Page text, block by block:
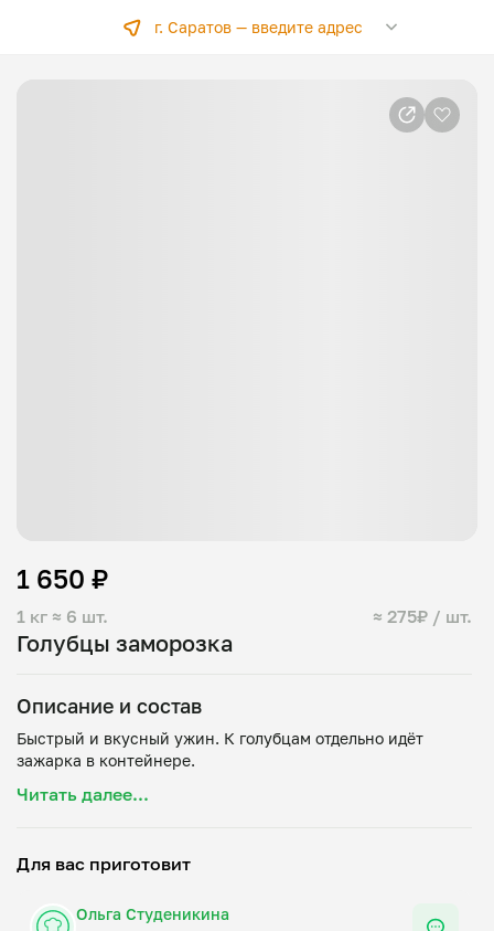
г. Саратов —введите адрес
Голубцы заморозка
1 кг ≈ 6 шт. ≈ 275₽ / шт.
1 650 ₽
Описание и состав
Быстрый и вкусный ужин. К голубцам отдельно идёт
Читать далее...
Для вас приготовит
Ольга Студеникина